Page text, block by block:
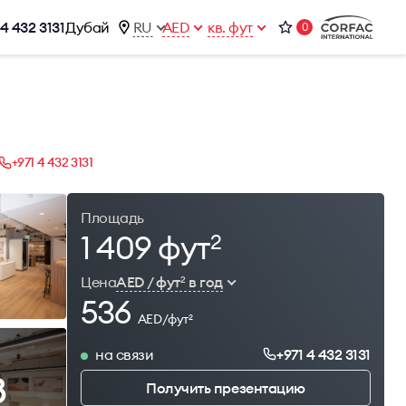
432 3131Дубай RU AED кв. фут 0
+971 4 432 3131
Площадь
1 409 фут2
ЦенаAED / фут2в год
536 AED/фут2
на связи
+971 4 432 3131
Получить презентацию